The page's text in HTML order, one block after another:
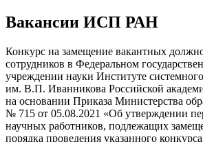
Вакансии ИСП РАН
Конкурс на замещение вакантных
сотрудников в Федеральном
учреждении науки Институте
им. В.П. Иванникова Российской
на основании Приказа Министерства
№ 715 от 05.08.2021 «Об утверждении
научных работников, подлежащих
порядка проведения указанного